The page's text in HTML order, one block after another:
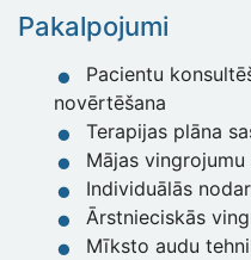
Pakalpojumi
Pacientu
novērtēšana
Terapijas plāna
Mājas
Individuālās
Ārstnieciskās
Mīksto audu